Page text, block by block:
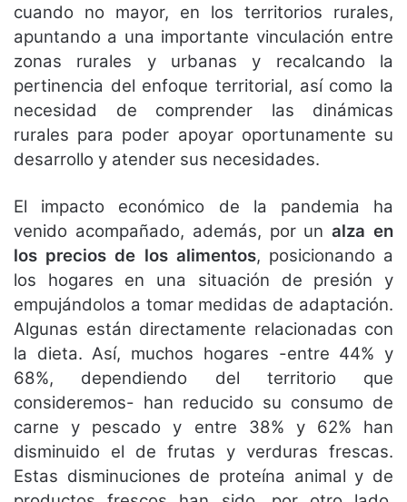
cuando no mayor, en los territorios rurales,
apuntando a una importante vinculación entre
zonas rurales y urbanas y recalcando la
pertinencia del enfoque territorial, así como la
necesidad de comprender las dinámicas
rurales para poder apoyar oportunamente su
desarrollo y atender sus necesidades.
El impacto económico de la pandemia ha
venido acompañado, además, por unalza en
los precios de los alimentos, posicionando a
los hogares en una situación de presión y
empujándolos a tomar medidas de adaptación.
Algunas están directamente relacionadas con
la dieta. Así, muchos hogares -entre 44% y
68%, dependiendo del territorio que
consideremos- han reducido su consumo de
carne y pescado y entre 38% y 62% han
disminuido el de frutas y verduras frescas.
Estas disminuciones de proteína animal y de